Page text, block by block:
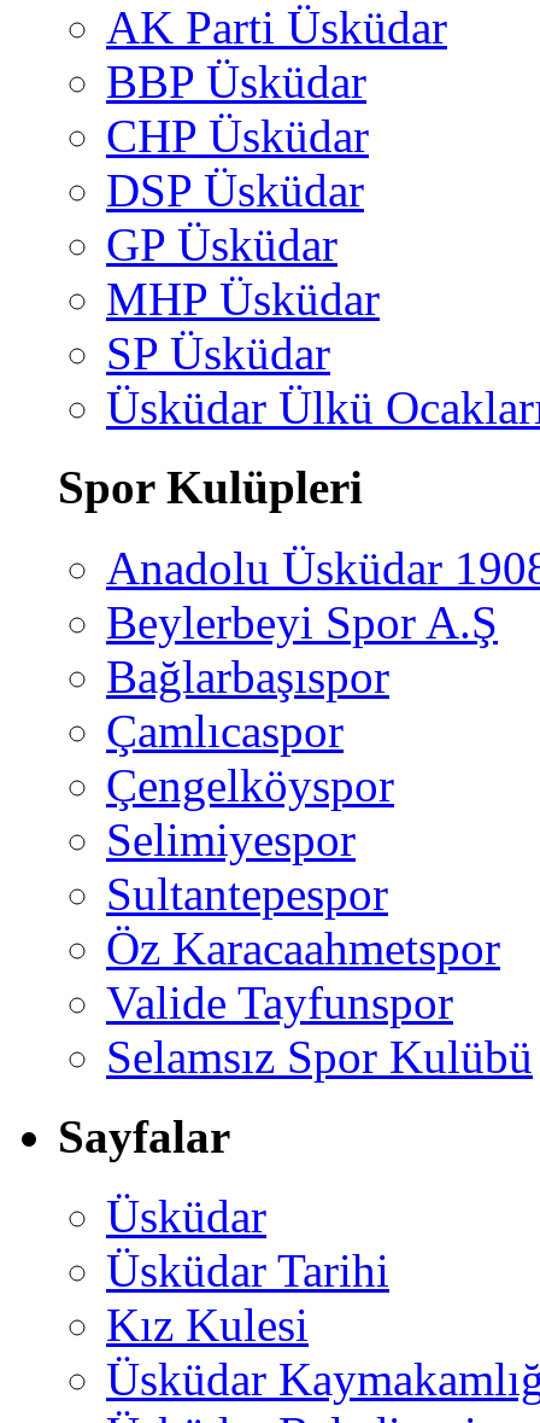
AK Parti Üsküdar
BBP Üsküdar
CHP Üsküdar
DSP Üsküdar
GP Üsküdar
MHP Üsküdar
SP Üsküdar
Üsküdar Ülkü
Spor Kulüpleri
Anadolu Üsküdar
Beylerbeyi Spor A.Ş
Bağlarbaşıspor
Çamlıcaspor
Çengelköyspor
Selimiyespor
Sultantepespor
Öz Karacaahmetspor
Valide Tayfunspor
Selamsız Spor Kulübü
Sayfalar
Üsküdar
Üsküdar Tarihi
Kız Kulesi
Üsküdar